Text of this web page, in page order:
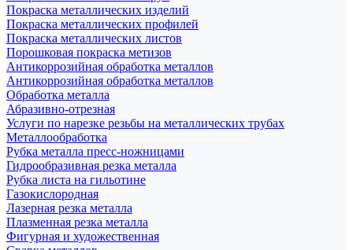
Покраска металлических изделий
Покраска металлических профилей
Покраска металлических листов
Порошковая покраска метизов
Антикоррозийная обработка металлов
Антикоррозийная обработка металлов
Обработка металла
Абразивно-отрезная
Услуги по нарезке резьбы на металлических трубах
Металлообработка
Рубка металла пресс-ножницами
Гидрообразивная резка металла
Рубка листа на гильотине
Газокислородная
Лазерная резка металла
Плазменная резка металла
Фигурная и художественная